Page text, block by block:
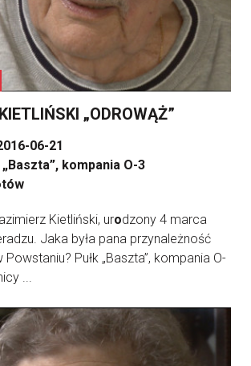
„ODROWĄŻ”
06-21
„Baszta”, kompania O-3
Kietliński, urodzony 4 marca
Jaka była pana przynależność
Pułk „Baszta”, kompania O-
...